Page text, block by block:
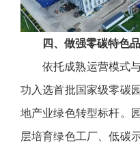
四、做强零碳特色
依托成熟运营模式
功入选首批国家级零碳
地产业绿色转型标杆。
层培育绿色工厂、低碳